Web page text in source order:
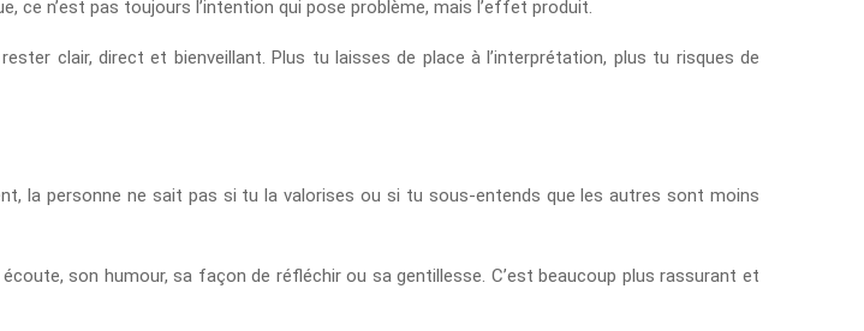
ce n’est pas toujours l’intention qui pose problème, mais l’effet produit.
clair, direct et bienveillant. Plus tu laisses de place à l’interprétation, plus tu risques de
la personne ne sait pas si tu la valorises ou si tu sous-entends que les autres sont moins
son humour, sa façon de réfléchir ou sa gentillesse. C’est beaucoup plus rassurant et